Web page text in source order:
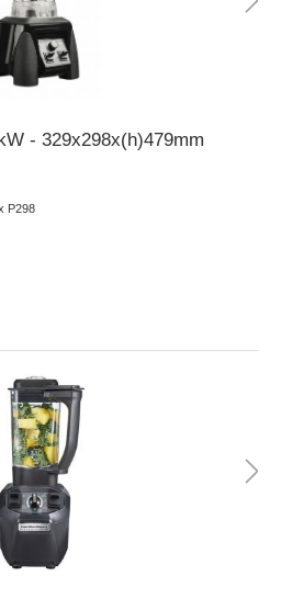
- 329x298x(h)479mm
P298